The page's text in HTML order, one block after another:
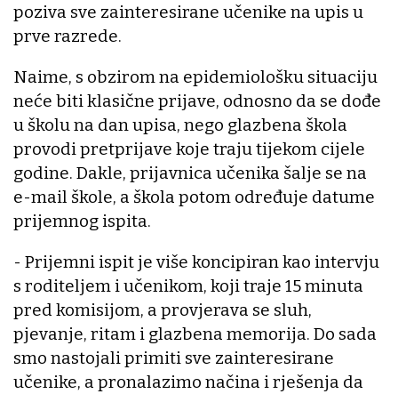
poziva sve zainteresirane učenike na upis u
prve razrede.
Naime, s obzirom na epidemiološku situaciju
neće biti klasične prijave, odnosno da se dođe
u školu na dan upisa, nego glazbena škola
provodi pretprijave koje traju tijekom cijele
godine. Dakle, prijavnica učenika šalje se na
e-mail škole, a škola potom određuje datume
prijemnog ispita.
- Prijemni ispit je više koncipiran kao intervju
s roditeljem i učenikom, koji traje 15 minuta
pred komisijom, a provjerava se sluh,
pjevanje, ritam i glazbena memorija. Do sada
smo nastojali primiti sve zainteresirane
učenike, a pronalazimo načina i rješenja da